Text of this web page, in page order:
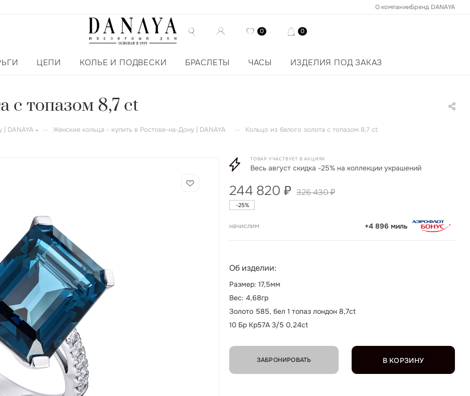
О компанииБренд DANAYA
0 0
ЦЕПИ КОЛЬЕ И ПОДВЕСКИ БРАСЛЕТЫ ЧАСЫ ИЗДЕЛИЯ ПОД ЗАКАЗ
с топазом 8,7 ct
| DANAYA — Женские кольца - купить в Ростове-на-Дону | DANAYA — Кольцо из белого золота с топазом 8,7 ct
ТОВАР УЧАСТВУЕТ В АКЦИЯХ
Весь август скидка -25% на коллекции украшений
244 820 ₽ 326 430₽
-25%
начислим +4 896 миль
В КОРЗИНУ
Об изделии:
Размер: 17,5мм
Вес: 4,68гр
Золото 585, бел 1 топаз лондон 8,7ct
10 Бр Кр57А 3/5 0,24ct
ЗАБРОНИРОВАТЬ